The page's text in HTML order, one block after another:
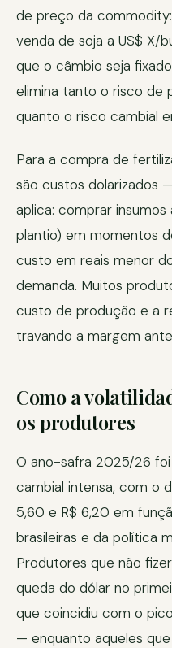
de preço da
venda de soja a US$ X/
que o câmbio seja
elimina tanto o risco de
quanto o risco cambial
Para a compra de
são custos dolarizados
aplica: comprar
plantio) em momentos
custo em reais menor
demanda. Muitos
custo de produção e a
travando a margem
Como a
os produtores
O ano-safra 2025/26
cambial intensa, com o
5,60 e R$ 6,20 em
brasileiras e da política
Produtores que não
queda do dólar no
que coincidiu com o
— enquanto aqueles